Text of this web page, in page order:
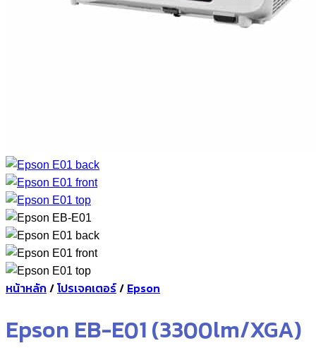
หน้าหลัก /โปรเจคเตอร์/ Epson
Epson EB-E01 (3300lm/XGA)